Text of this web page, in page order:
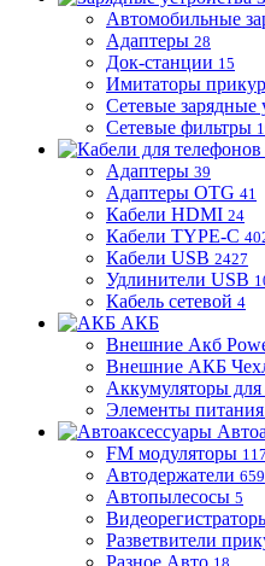
Автомобильные
Адаптеры 28
Док-станции 15
Имитаторы
Сетевые зарядные
Сетевые фильтры
Адаптеры 39
Адаптеры OTG 41
Кабели HDMI 24
Кабели TYPE-C
Кабели USB 2427
Удлинители USB
Кабель сетевой 4
АКБ
Внешние Акб
Внешние АКБ
Аккумуляторы для
Элементы питания
FM модуляторы 117
Автодержатели 659
Автопылесосы 5
Разветвители
Разное Авто